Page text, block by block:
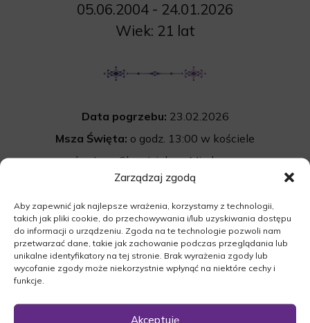
Zarządzaj zgodą
Aby zapewnić jak najlepsze wrażenia, korzystamy z technologii,
takich jak pliki cookie, do przechowywania i/lub uzyskiwania dostępu
do informacji o urządzeniu. Zgoda na te technologie pozwoli nam
przetwarzać dane, takie jak zachowanie podczas przeglądania lub
unikalne identyfikatory na tej stronie. Brak wyrażenia zgody lub
wycofanie zgody może niekorzystnie wpłynąć na niektóre cechy i
funkcje.
Akceptuję
05.06.2004 - 24.01.2026
Wiek: 21 lat
Data pogrzebu: 23.02.2026
Msza Święta: o godz. 13:00 w kościele
pw. św. Jana Chrzciciela w Międzyrzeczu
Wyprowadzenie do grobu o godz.
Cmentarz:Uroczystość pogrzebowa
na cmentarzu komunalnym w Międzyrzeczu.
66-300 Międzyrzecz
UDOSTĘPNIJ NEKROLOG